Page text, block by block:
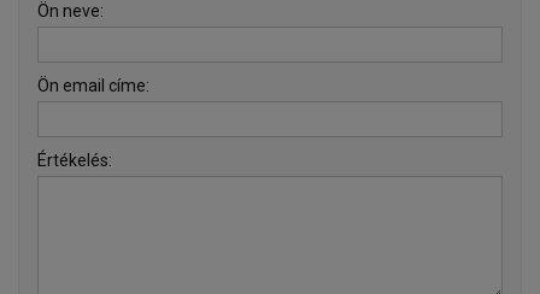
Ön neve:
Ön email címe:
Értékelés: